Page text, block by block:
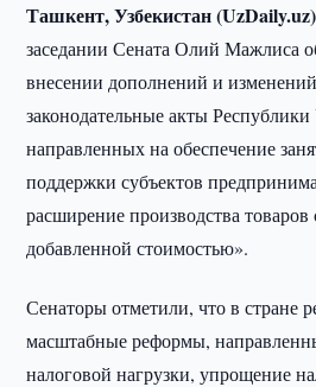
Ташкент, Узбекистан
заседании Сената Олий Мажлиса
внесении дополнений и
законодательные акты Республики
направленных на обеспечение
поддержки субъектов
расширение производства товаров
добавленной стоимостью».
Сенаторы отметили, что в стране
масштабные реформы,
налоговой нагрузки, упрощение